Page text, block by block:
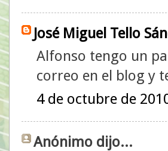
José Miguel Tello
Alfonso tengo un
correo en el blog y
4 de octubre de
Anónimo dijo...